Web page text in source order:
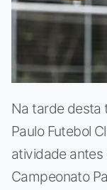
Na tarde desta
Paulo Futebol
atividade
Campeonato